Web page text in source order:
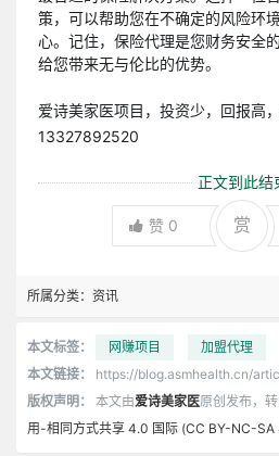
策，可以帮助您在不确定的风险环
心。记住，保险代理是您财务安全
给您带来无与伦比的优势。
爱诗美家医项目，投资少，回报高
13327892520
正文到此结
赞 0 赏
所属分类： 资讯
本文标签： 网赚项目
加盟代理
本文链接：
https://blog.asmhealth.cn/
版权声明：
本文由爱诗美家医原创发布，
用-相同方式共享 4.0 国际 (CC BY-NC-SA